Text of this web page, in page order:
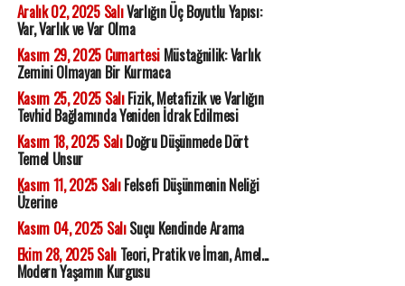
Aralık 02, 2025 SalıVarlığın Üç Boyutlu Yapısı:
Var, Varlık ve Var Olma
Kasım 29, 2025 CumartesiMüstağnilik: Varlık
Zemini Olmayan Bir Kurmaca
Kasım 25, 2025 SalıFizik, Metafizik ve Varlığın
Tevhid Bağlamında Yeniden İdrak Edilmesi
Kasım 18, 2025 SalıDoğru Düşünmede Dört
Temel Unsur
Kasım 11, 2025 SalıFelsefi Düşünmenin Neliği
Üzerine
Kasım 04, 2025 SalıSuçu Kendinde Arama
Ekim 28, 2025 SalıTeori, Pratik ve İman, Amel...
Modern Yaşamın Kurgusu